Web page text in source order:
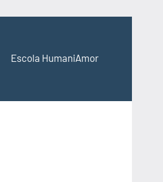
Escola HumaniAmor